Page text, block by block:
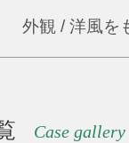
外観 / 洋風を
Case gallery